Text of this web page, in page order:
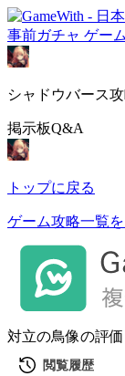
事前ガチャ ゲー
シャドウバース
掲示板Q&A
トップに戻る
ゲーム攻略一覧
対立の鳥像の評